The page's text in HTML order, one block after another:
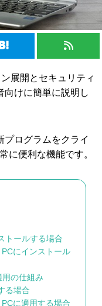
展開とセキュリティ
向けに簡単に説明し
プログラムをクライ
に便利な機能です。
トールする場合
PCにインストール
の仕組み
る場合
PCに適用する場合